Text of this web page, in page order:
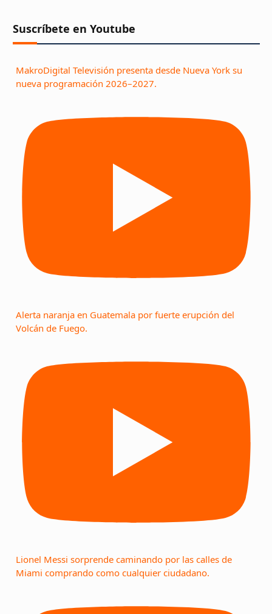
Suscríbete en Youtube
MakroDigital Televisión presenta desde Nueva York su
nueva programación 2026–2027.
Alerta naranja en Guatemala por fuerte erupción del
Volcán de Fuego.
Lionel Messi sorprende caminando por las calles de
Miami comprando como cualquier ciudadano.